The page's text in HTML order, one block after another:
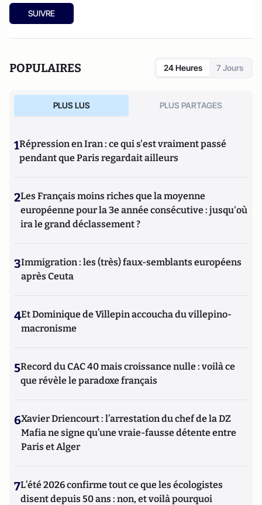
SUIVRE
POPULAIRES 24 Heures 7 Jours
PLUS LUS PLUS PARTAGES
1Répression en Iran : ce qui s'est vraiment passé
pendant que Paris regardait ailleurs
2Les Français moins riches que la moyenne
européenne pour la 3e année consécutive : jusqu'où
ira le grand déclassement ?
3Immigration : les (très) faux-semblants européens
après Ceuta
4Et Dominique de Villepin accoucha du villepino-
macronisme
5Record du CAC 40 mais croissance nulle : voilà ce
que révèle le paradoxe français
6Xavier Driencourt : l’arrestation du chef de la DZ
Mafia ne signe qu’une vraie-fausse détente entre
Paris et Alger
7L’été 2026 confirme tout ce que les écologistes
disent depuis 50 ans : non, et voilà pourquoi